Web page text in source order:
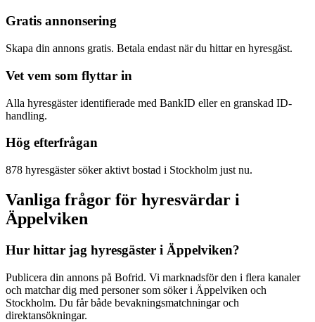
Gratis annonsering
Skapa din annons gratis. Betala endast när du hittar en hyresgäst.
Vet vem som flyttar in
Alla hyresgäster identifierade med BankID eller en granskad ID-
handling.
Hög efterfrågan
878 hyresgäster söker aktivt bostad i Stockholm just nu.
Vanliga frågor för hyresvärdar i
Äppelviken
Hur hittar jag hyresgäster i Äppelviken?
Publicera din annons på Bofrid. Vi marknadsför den i flera kanaler
och matchar dig med personer som söker i Äppelviken och
Stockholm. Du får både bevakningsmatchningar och
direktansökningar.